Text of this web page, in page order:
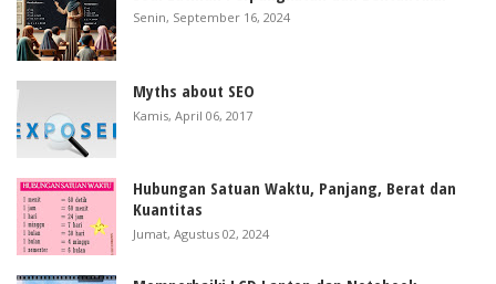
Senin, September 16, 2024
Myths about SEO
Kamis, April 06, 2017
Hubungan Satuan Waktu, Panjang, Berat dan
Kuantitas
Jumat, Agustus 02, 2024